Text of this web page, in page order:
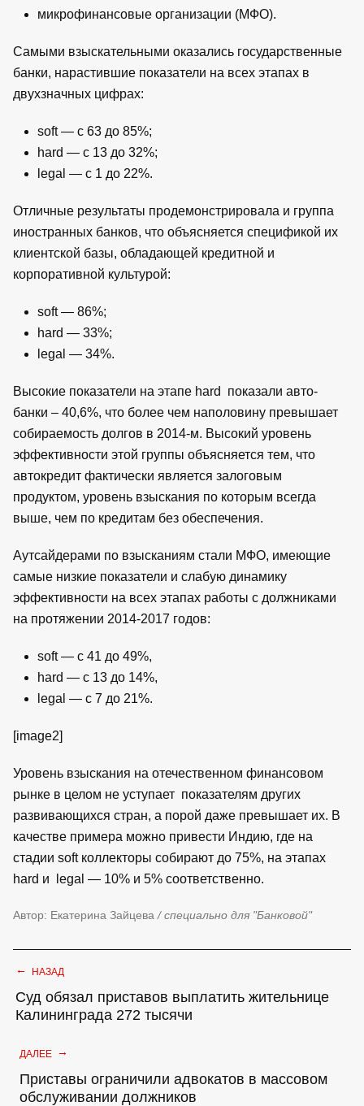
микрофинансовые организации (МФО).
Самыми взыскательными оказались государственные
банки, нарастившие показатели на всех этапах в
двухзначных цифрах:
soft — c 63 до 85%;
hard — c 13 до 32%;
legal — c 1 до 22%.
Отличные результаты продемонстрировала и группа
иностранных банков, что объясняется спецификой их
клиентской базы, обладающей кредитной и
корпоративной культурой:
soft — 86%;
hard — 33%;
legal — 34%.
Высокие показатели на этапе hard показали авто-
банки – 40,6%, что более чем наполовину превышает
собираемость долгов в 2014-м. Высокий уровень
эффективности этой группы объясняется тем, что
автокредит фактически является залоговым
продуктом, уровень взыскания по которым всегда
выше, чем по кредитам без обеспечения.
Аутсайдерами по взысканиям стали МФО, имеющие
самые низкие показатели и слабую динамику
эффективности на всех этапах работы с должниками
на протяжении 2014-2017 годов:
soft — c 41 до 49%,
hard — c 13 до 14%,
legal — c 7 до 21%.
[image2]
Уровень взыскания на отечественном финансовом
рынке в целом не уступает показателям других
развивающихся стран, а порой даже превышает их. В
качестве примера можно привести Индию, где на
стадии soft коллекторы собирают до 75%, на этапах
hard и legal — 10% и 5% соответственно.
Автор: Екатерина Зайцева / специально для "Банковой"
← НАЗАД
Суд обязал приставов выплатить жительнице
Калининграда 272 тысячи
ДАЛЕЕ →
Приставы ограничили адвокатов в массовом
обслуживании должников